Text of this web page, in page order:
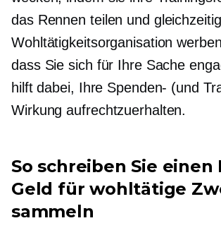
das Rennen teilen und
Wohltätigkeitsorganisation
dass Sie sich für Ihre Sache
hilft dabei, Ihre Spenden- (und
Wirkung aufrechtzuerhalten.
So schreiben Sie einen
Geld für wohltätige
sammeln